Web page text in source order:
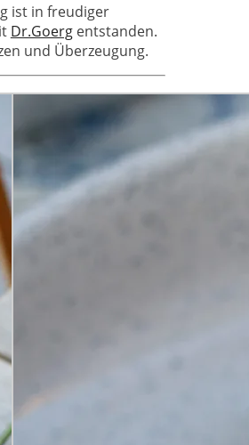
ist in freudiger
Dr.Goergentstanden.
und Überzeugung.